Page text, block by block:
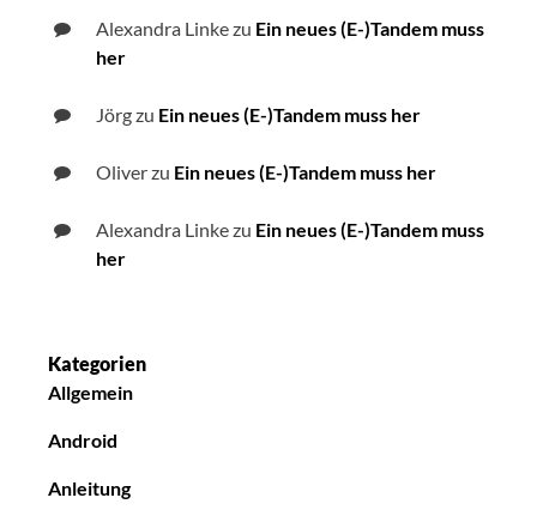
Alexandra Linkezu Ein neues (E-)Tandem muss
her
Jörgzu Ein neues (E-)Tandem muss her
Oliverzu Ein neues (E-)Tandem muss her
Alexandra Linkezu Ein neues (E-)Tandem muss
her
Kategorien
Allgemein
Android
Anleitung